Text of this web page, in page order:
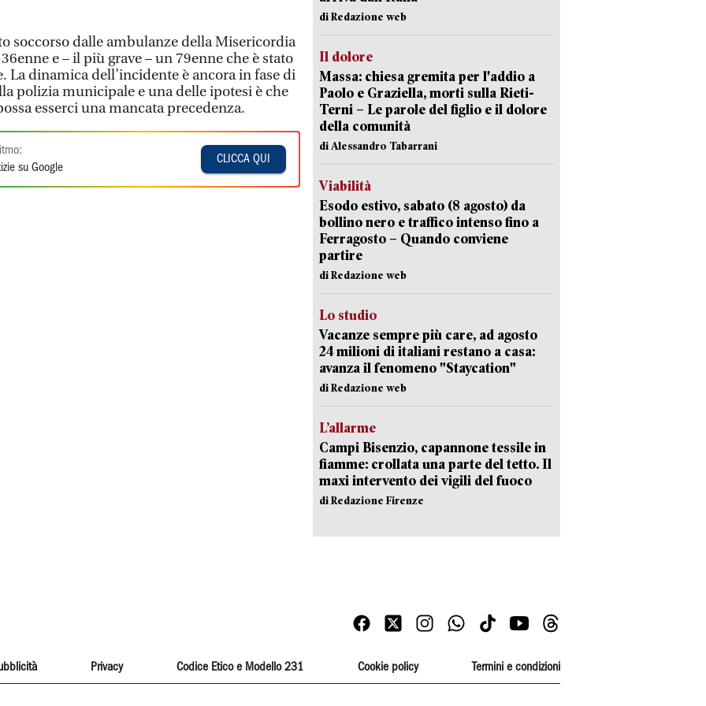
soccorso dalle ambulanze della Misericordia
e – il più grave – un 79enne che è stato
La dinamica dell’incidente è ancora in fase di
polizia municipale e una delle ipotesi è che
esserci una mancata precedenza.
su Google
CLICCA QUI
di Redazione web
Il dolore
Massa: chiesa gremita per l'addio a
Paolo e Graziella, morti sulla Rieti-
Terni – Le parole del figlio e il dolore
della comunità
di Alessandro Tabarrani
Viabilità
Esodo estivo, sabato (8 agosto) da
bollino nero e traffico intenso fino a
Ferragosto – Quando conviene
partire
di Redazione web
Lo studio
Vacanze sempre più care, ad agosto
24 milioni di italiani restano a casa:
avanza il fenomeno "Staycation"
di Redazione web
L’allarme
Campi Bisenzio, capannone tessile in
fiamme: crollata una parte del tetto. Il
maxi intervento dei vigili del fuoco
di Redazione Firenze
Privacy Codice Etico e Modello 231 Cookie policy Termini e condizioni